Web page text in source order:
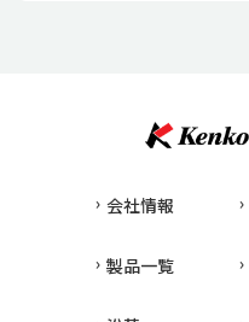
会社情報
製品一覧